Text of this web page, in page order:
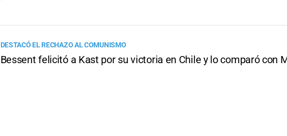
DESTACÓ EL RECHAZO AL COMUNISMO
Bessent felicitó a Kast por su victoria en Chile y lo comparó con